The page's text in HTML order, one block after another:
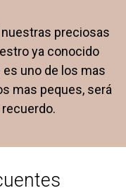
preciosas
ya conocido
es uno de los mas
mas peques, será